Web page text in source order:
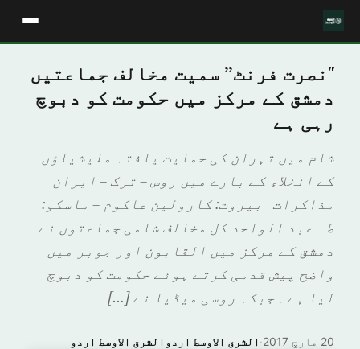
"نصرت فرنٹ” سمیت مخالف جماعتیں
دمشق کے مرکز میں حکومت کو دبوچ
رہی ہے
شام میں تہران کی حمایت یافتہ ملیشیاؤں
کے انخلاء کے بارے میں روس – ترک – ایران
مذاکرات بيروت: كارولين عاكوم – ماسكو:
طہ عبد الواحد کل مخالف شامی جماعتوں نے
دمشق کے مرکز میں القابون اور جوبر میں
واضح پیش قدمی کرتے ہوئے حکومت کو دبوچ
لیا ہے۔ جبکہ روسی میڈیا نے […]
الشرق الاوسط اردوالشرق الاوسط اردو · 20 مارچ 2017